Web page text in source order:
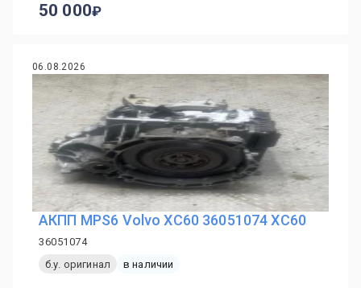
50 000
06.08.2026
АКПП MPS6 Volvo XC60 36051074 XC60
36051074
б.у. оригинал
в наличии